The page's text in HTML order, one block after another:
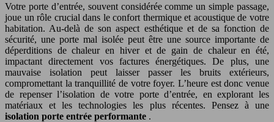
Votre porte d’entrée, souvent considérée comme un simple passage,
joue un rôle crucial dans le confort thermique et acoustique de votre
habitation. Au-delà de son aspect esthétique et de sa fonction de
sécurité, une porte mal isolée peut être une source importante de
déperditions de chaleur en hiver et de gain de chaleur en été,
impactant directement vos factures énergétiques. De plus, une
mauvaise isolation peut laisser passer les bruits extérieurs,
compromettant la tranquillité de votre foyer. L’heure est donc venue
de repenser l’isolation de votre porte d’entrée, en explorant les
matériaux et les technologies les plus récentes. Pensez à une
isolation porte entrée performante .